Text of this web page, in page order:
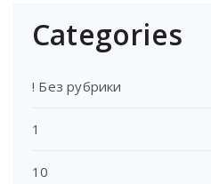
Categories
! Без рубрики
1
10